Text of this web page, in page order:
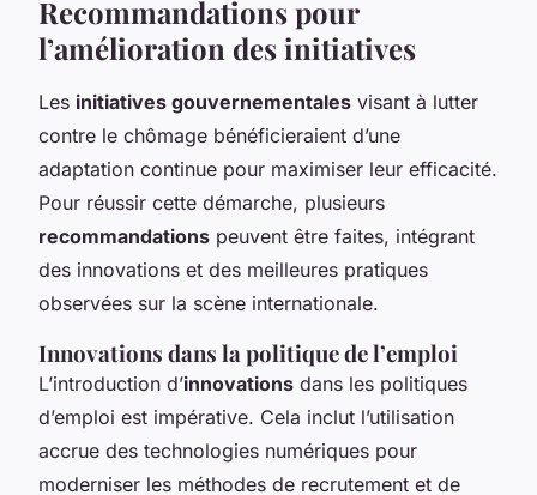
Recommandations pour
l’amélioration des initiatives
Les initiatives gouvernementales visant à lutter
contre le chômage bénéficieraient d’une
adaptation continue pour maximiser leur efficacité.
Pour réussir cette démarche, plusieurs
recommandations peuvent être faites, intégrant
des innovations et des meilleures pratiques
observées sur la scène internationale.
Innovations dans la politique de l’emploi
L’introduction d’innovations dans les politiques
d’emploi est impérative. Cela inclut l’utilisation
accrue des technologies numériques pour
moderniser les méthodes de recrutement et de